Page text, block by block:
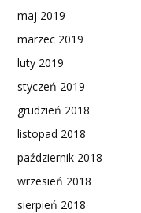
maj 2019
marzec 2019
luty 2019
styczeń 2019
grudzień 2018
listopad 2018
październik 2018
wrzesień 2018
sierpień 2018